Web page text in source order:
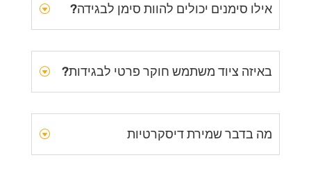
אילו סימנים יכולים להוות סימן לבגידה?
באיזה ציוד משתמש חוקר פרטי לבגידות?
מה בדבר שמירת דיסקרטיות